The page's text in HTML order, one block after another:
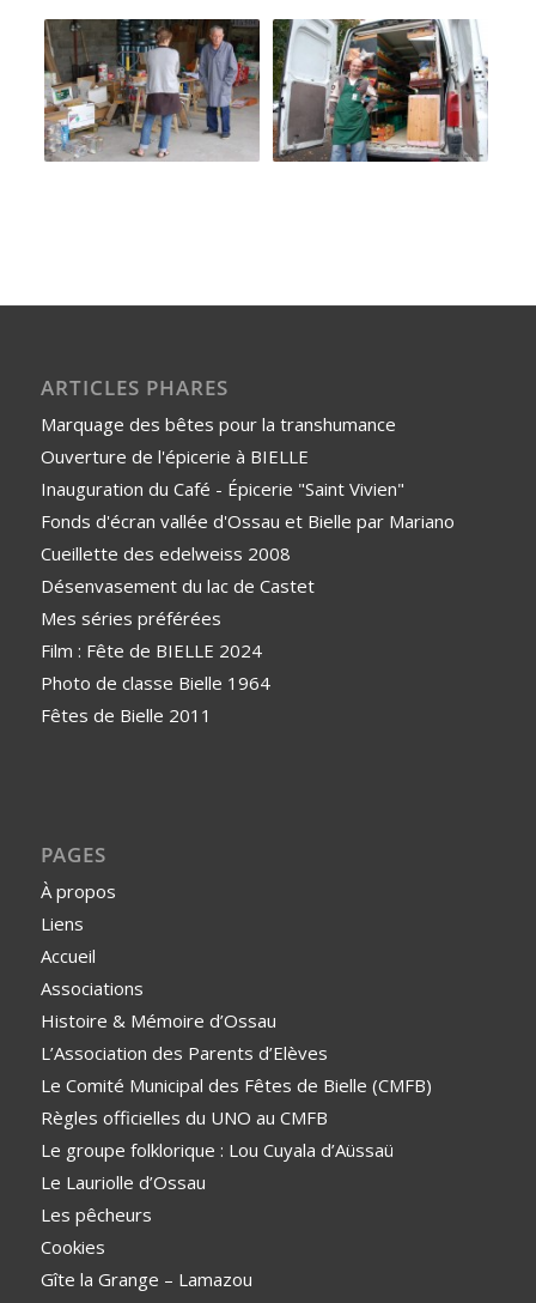
ARTICLES PHARES
Marquage des bêtes pour la transhumance
Ouverture de l'épicerie à BIELLE
Inauguration du Café - Épicerie "Saint Vivien"
Fonds d'écran vallée d'Ossau et Bielle par Mariano
Cueillette des edelweiss 2008
Désenvasement du lac de Castet
Mes séries préférées
Film : Fête de BIELLE 2024
Photo de classe Bielle 1964
Fêtes de Bielle 2011
PAGES
À propos
Liens
Accueil
Associations
Histoire & Mémoire d’Ossau
L’Association des Parents d’Elèves
Le Comité Municipal des Fêtes de Bielle (CMFB)
Règles officielles du UNO au CMFB
Le groupe folklorique : Lou Cuyala d’Aüssaü
Le Lauriolle d’Ossau
Les pêcheurs
Cookies
Gîte la Grange – Lamazou